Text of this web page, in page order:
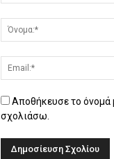
Αποθήκευσε το όνομά
σχολιάσω.